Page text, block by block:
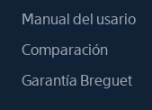
Manual del usario
Comparación
Garantía Breguet